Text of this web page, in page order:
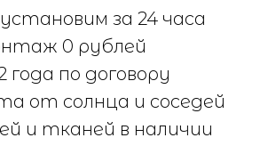
за 24 часа
0 рублей
года по договору
от солнца и соседей
и тканей в наличии